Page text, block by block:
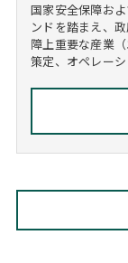
国家安全保障お
ンドを踏まえ、
障上重要な産業
策定、オペレー